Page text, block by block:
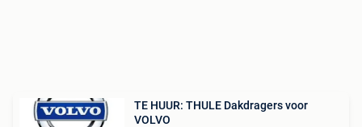
TE HUUR: THULE Dakdragers voor
VOLVO